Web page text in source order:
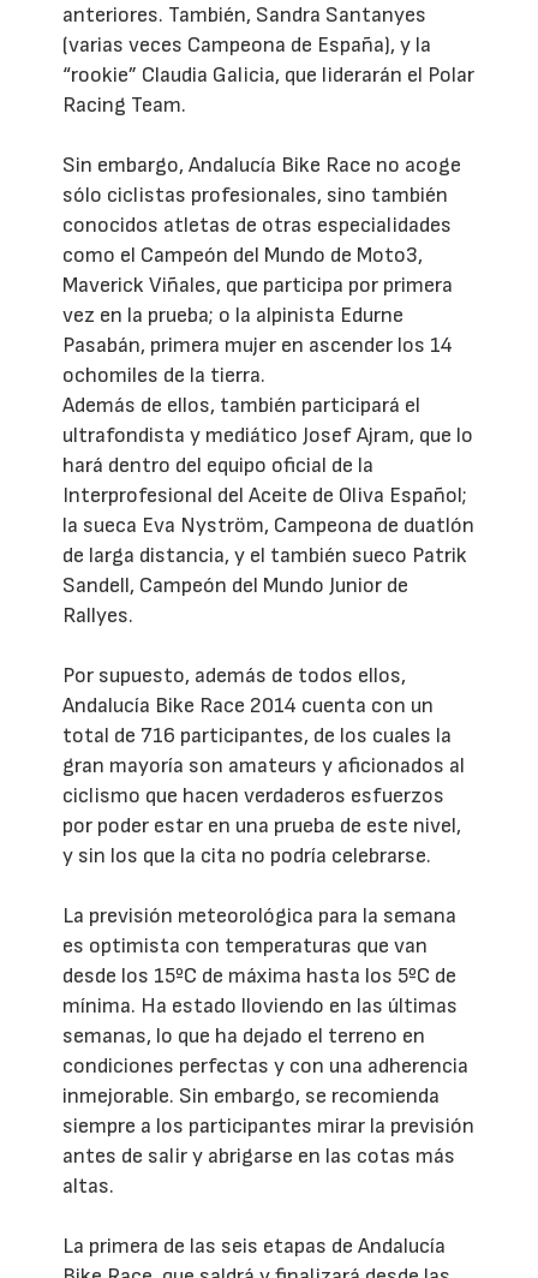
anteriores. También, Sandra Santanyes
(varias veces Campeona de España), y la
“rookie” Claudia Galicia, que liderarán el Polar
Racing Team.
Sin embargo, Andalucía Bike Race no acoge
sólo ciclistas profesionales, sino también
conocidos atletas de otras especialidades
como el Campeón del Mundo de Moto3,
Maverick Viñales, que participa por primera
vez en la prueba; o la alpinista Edurne
Pasabán, primera mujer en ascender los 14
ochomiles de la tierra.
Además de ellos, también participará el
ultrafondista y mediático Josef Ajram, que lo
hará dentro del equipo oficial de la
Interprofesional del Aceite de Oliva Español;
la sueca Eva Nyström, Campeona de duatlón
de larga distancia, y el también sueco Patrik
Sandell, Campeón del Mundo Junior de
Rallyes.
Por supuesto, además de todos ellos,
Andalucía Bike Race 2014 cuenta con un
total de 716 participantes, de los cuales la
gran mayoría son amateurs y aficionados al
ciclismo que hacen verdaderos esfuerzos
por poder estar en una prueba de este nivel,
y sin los que la cita no podría celebrarse.
La previsión meteorológica para la semana
es optimista con temperaturas que van
desde los 15ºC de máxima hasta los 5ºC de
mínima. Ha estado lloviendo en las últimas
semanas, lo que ha dejado el terreno en
condiciones perfectas y con una adherencia
inmejorable. Sin embargo, se recomienda
siempre a los participantes mirar la previsión
antes de salir y abrigarse en las cotas más
altas.
La primera de las seis etapas de Andalucía